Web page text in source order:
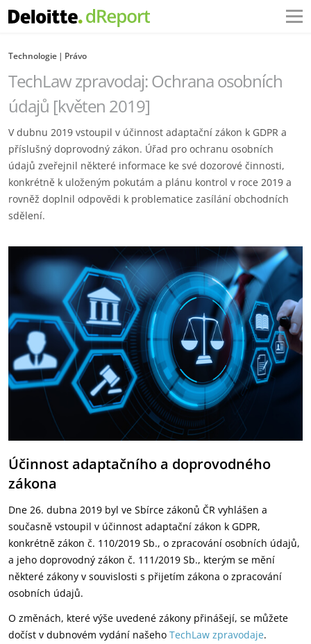
Technologie Právo
TechLaw zpravodaj: Ochrana osobních
údajů [květen 2019]
V dubnu 2019 vstoupil v účinnost adaptační zákon k GDPR a
příslušný doprovodný zákon. Úřad pro ochranu osobních
údajů zveřejnil některé informace ke své dozorové činnosti,
konkrétně k uloženým pokutám a plánu kontrol v roce 2019 a
rovněž doplnil odpovědi k problematice zasílání obchodních
sdělení.
Účinnost adaptačního a doprovodného
zákona
Dne 26. dubna 2019 byl ve Sbírce zákonů ČR vyhlášen a
současně vstoupil v účinnost adaptační zákon k GDPR,
konkrétně zákon č. 110/2019 Sb., o zpracování osobních údajů,
a jeho doprovodný zákon č. 111/2019 Sb., kterým se mění
některé zákony v souvislosti s přijetím zákona o zpracování
osobních údajů.
O změnách, které výše uvedené zákony přinášejí, se můžete
dočíst v dubnovém vydání našeho TechLaw zpravodaje.